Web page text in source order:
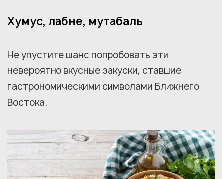
Хумус, лабне, мутабаль
Не упустите шанс попробовать эти
невероятно вкусные закуски, ставшие
гастрономическими символами Ближнего
Востока.